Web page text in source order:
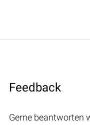
Feedback
Gerne beantworten